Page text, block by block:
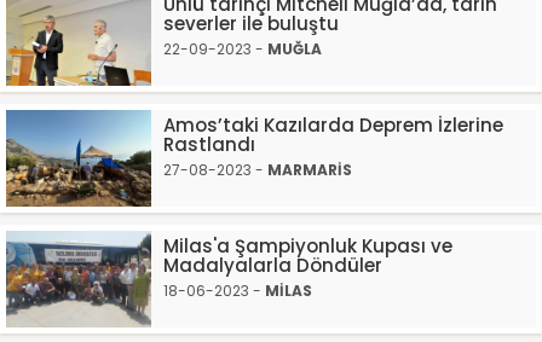
severler ile buluştu
22-09-2023 - MUĞLA
Amos’taki Kazılarda Deprem İzlerine
Rastlandı
27-08-2023 - MARMARİS
Milas'a Şampiyonluk Kupası ve
Madalyalarla Döndüler
18-06-2023 - MİLAS